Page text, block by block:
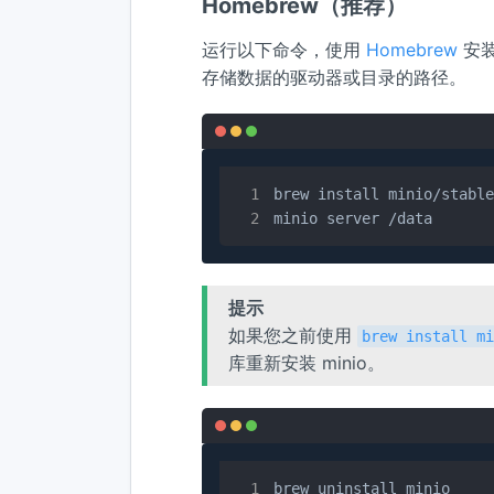
运行以下命令，使用 Homebrew 安
存储数据的驱动器或目录的路径。
brew install minio/
minio server /data
提示
如果您之前使用
brew install
库重新安装 minio。
brew uninstall minio